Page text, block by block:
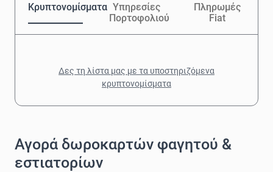
Κρυπτονομίσματα Υπηρεσίες
Πορτοφολιού
Πληρωμές
Fiat
Δες τη λίστα μας με τα υποστηριζόμενα
κρυπτονομίσματα
Αγορά δωροκαρτών φαγητού &
εστιατορίων